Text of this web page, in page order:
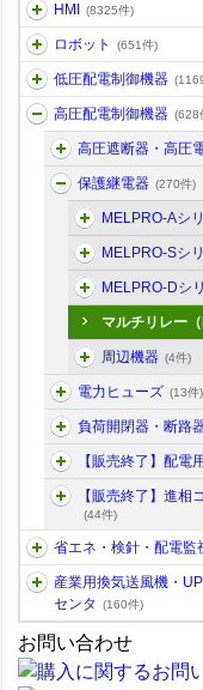
HMI (8325件)
ロボット (651件)
低圧配電制御機器
高圧配電制御機器 (628
高圧遮断器・高圧
保護継電器 (270件)
MELPRO-Aシ
MELPRO-Sシ
MELPRO-Dシ
マルチリレー（
周辺機器 (4件)
電力ヒューズ (13件)
負荷開閉器・断路
【販売終了】配電
【販売終了】進相
(44件)
省エネ・検針・配電監
産業用換気送風機・
センタ
(160件)
お問い合わせ